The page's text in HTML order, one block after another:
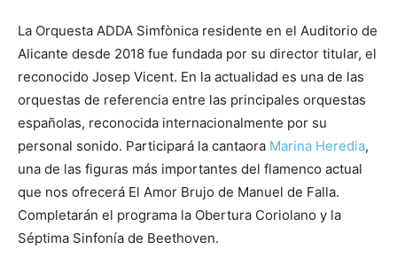
La Orquesta ADDA Simfònica residente en el Auditorio de
Alicante desde 2018 fue fundada por su director titular, el
reconocido Josep Vicent. En la actualidad es una de las
orquestas de referencia entre las principales orquestas
españolas, reconocida internacionalmente por su
personal sonido. Participará la cantaora Marina Heredia,
una de las figuras más importantes del flamenco actual
que nos ofrecerá El Amor Brujo de Manuel de Falla.
Completarán el programa la Obertura Coriolano y la
Séptima Sinfonía de Beethoven.